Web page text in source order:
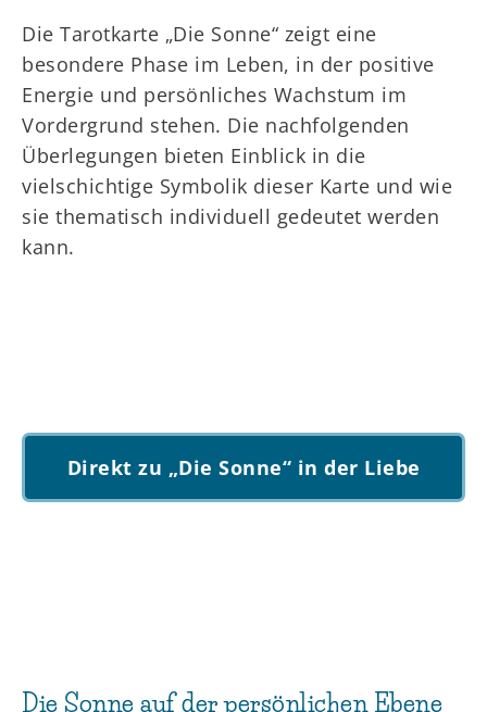
Die Tarotkarte „Die Sonne“ zeigt eine
besondere Phase im Leben, in der positive
Energie und persönliches Wachstum im
Vordergrund stehen. Die nachfolgenden
Überlegungen bieten Einblick in die
vielschichtige Symbolik dieser Karte und wie
sie thematisch individuell gedeutet werden
kann.
Direkt zu „Die Sonne“ in der Liebe
Die Sonne auf der persönlichen Ebene